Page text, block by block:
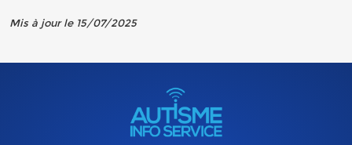
Mis à jour le 15/07/2025